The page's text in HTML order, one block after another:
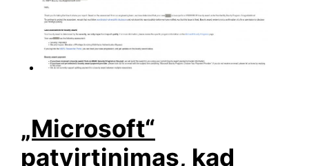
„Microsoft“
patvirtinimas, kad